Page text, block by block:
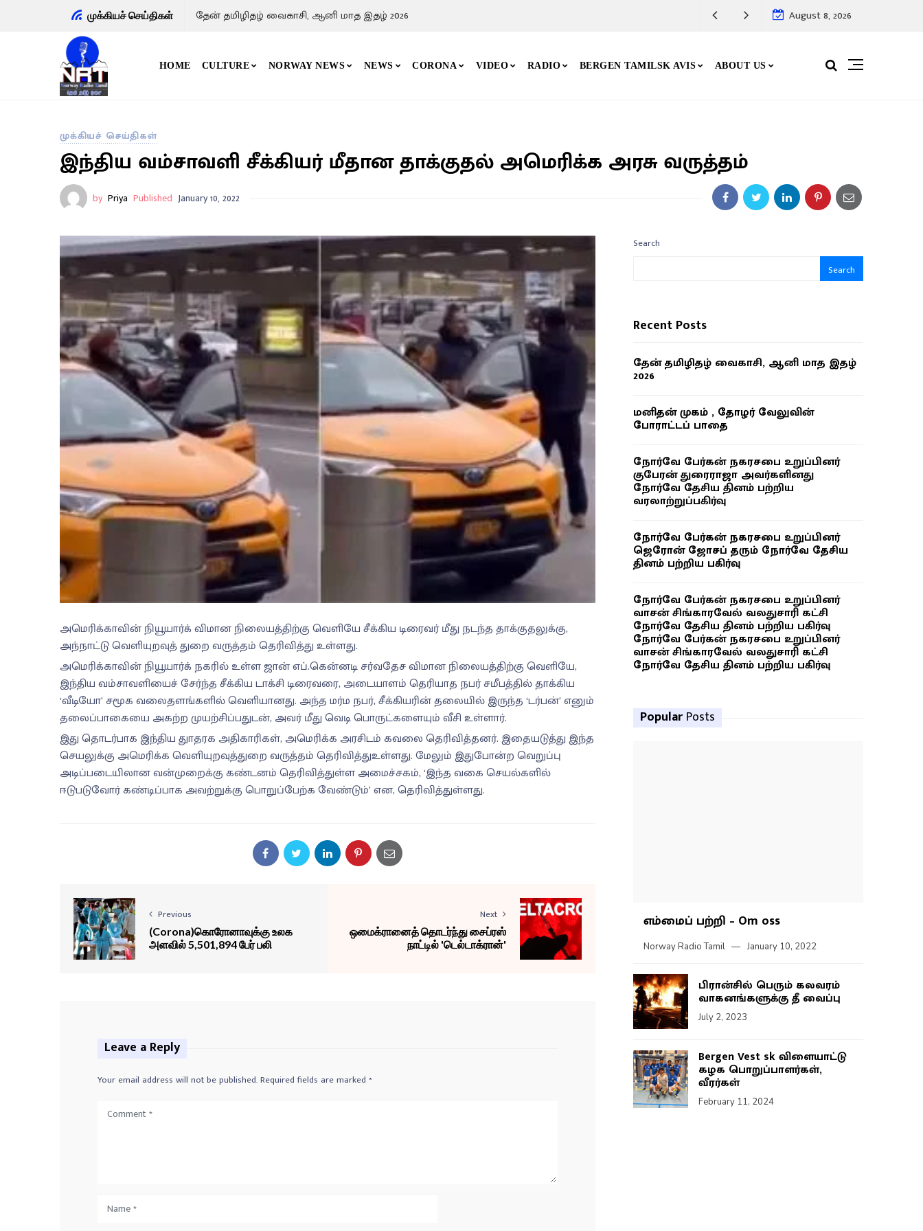
முக்கியச் செய்திகள் தேன் தமிழிதழ் வைகாசி, ஆனி மாத இதழ் 2026 August 8, 2026
HOME CULTURE NORWAY NEWS NEWS CORONA VIDEO RADIO BERGEN TAMILSK AVIS ABOUT US
முக்கியச் செய்திகள்
இந்திய வம்சாவளி சீக்கியர் மீதான தாக்குதல் அமெரிக்க அரசு வருத்தம்
by Priya Published January 10, 2022
அமெரிக்காவின் நியூயார்க் விமான நிலையத்திற்கு வெளியே சீக்கிய டிரைவர் மீது நடந்த தாக்குதலுக்கு,
அந்நாட்டு வெளியுறவுத் துறை வருத்தம் தெரிவித்து உள்ளது.
அமெரிக்காவின் நியூயார்க் நகரில் உள்ள ஜான் எப்.கென்னடி சர்வதேச விமான நிலையத்திற்கு வெளியே,
இந்திய வம்சாவளியைச் சேர்ந்த சீக்கிய டாக்சி டிரைவரை, அடையாளம் தெரியாத நபர் சமீபத்தில் தாக்கிய
‘வீடியோ’ சமூக வலைதளங்களில் வெளியானது. அந்த மர்ம நபர், சீக்கியரின் தலையில் இருந்த ‘டர்பன்’ எனும்
தலைப்பாகையை அகற்ற முயற்சிப்பதுடன், அவர் மீது வெடி பொருட்களையும் வீசி உள்ளார்.
இது தொடர்பாக இந்திய துாதரக அதிகாரிகள், அமெரிக்க அரசிடம் கவலை தெரிவித்தனர். இதையடுத்து இந்த
செயலுக்கு அமெரிக்க வெளியுறவுத்துறை வருத்தம் தெரிவித்துஉள்ளது. மேலும் இதுபோன்ற வெறுப்பு
அடிப்படையிலான வன்முறைக்கு கண்டனம் தெரிவித்துள்ள அமைச்சகம், ‘இந்த வகை செயல்களில்
ஈடுபடுவோர் கண்டிப்பாக அவற்றுக்கு பொறுப்பேற்க வேண்டும்’ என, தெரிவித்துள்ளது.
Previous
(Corona)கொரோனாவுக்கு உலக
அளவில் 5,501,894 பேர் பலி
Next
ஒமைக்ரானைத் தொடர்ந்து சைப்ரஸ்
நாட்டில் 'டெல்டாக்ரான்'
Leave a Reply
Your email address will not be published.Required fields are marked *
Search
Search
Recent Posts
தேன் தமிழிதழ் வைகாசி, ஆனி மாத இதழ்
2026
மனிதன் முகம் , தோழர் வேலுவின்
போராட்டப் பாதை
நோர்வே பேர்கன் நகரசபை உறுப்பினர்
குபேரன் துரைராஜா அவர்களினது
நோர்வே தேசிய தினம் பற்றிய
வரலாற்றுப்பகிர்வு
நோர்வே பேர்கன் நகரசபை உறுப்பினர்
ஜெரோன் ஜோசப் தரும் நோர்வே தேசிய
தினம் பற்றிய பகிர்வு
நோர்வே பேர்கன் நகரசபை உறுப்பினர்
வாசன் சிங்காரவேல் வலதுசாரி கட்சி
நோர்வே தேசிய தினம் பற்றிய பகிர்வு
நோர்வே பேர்கன் நகரசபை உறுப்பினர்
வாசன் சிங்காரவேல் வலதுசாரி கட்சி
நோர்வே தேசிய தினம் பற்றிய பகிர்வு
Popular Posts
எம்மைப் பற்றி – Om oss
Norway Radio Tamil January 10, 2022
பிரான்சில் பெரும் கலவரம்
வாகனங்களுக்கு தீ வைப்பு
July 2, 2023
Bergen Vest sk விளையாட்டு
கழக பொறுப்பாளர்கள்,
வீரர்கள்
February 11, 2024